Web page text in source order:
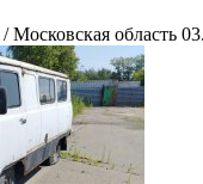
/ Московская область